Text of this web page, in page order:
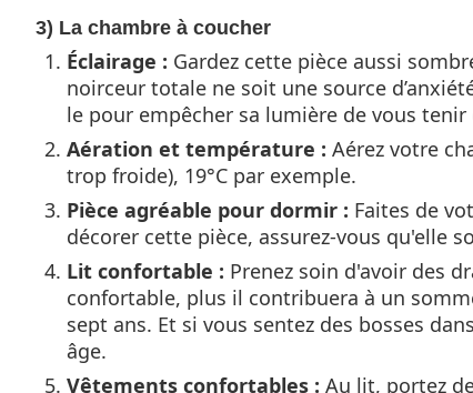
3) La chambre à coucher
Éclairage : Gardez cette pièce aussi
noirceur totale ne soit une source
le pour empêcher sa lumière de vous tenir
Aération et température : Aérez votre
trop froide), 19°C par exemple.
Pièce agréable pour dormir : Faites de
décorer cette pièce, assurez-vous qu'elle
Lit confortable : Prenez soin d'avoir des
confortable, plus il contribuera à un
sept ans. Et si vous sentez des bosses
âge.
Vêtements confortables : Au lit, portez